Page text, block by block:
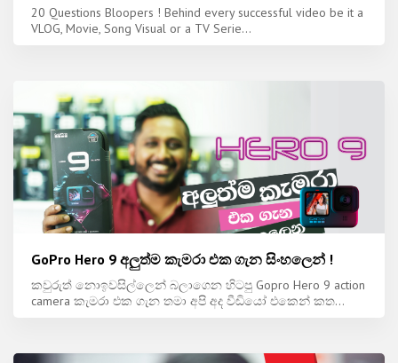
20 Questions Bloopers ! Behind every successful video be it a
VLOG, Movie, Song Visual or a TV Serie...
GoPro Hero 9 අලුත්ම කැමරා එක ගැන සිංහලෙන් !
කවුරුත් නොඉවසිල්ලෙන් බලාගෙන හිටපු Gopro Hero 9 action
camera කැමරා එක ගැන තමා අපි අද වීඩියෝ එකෙන් කත...